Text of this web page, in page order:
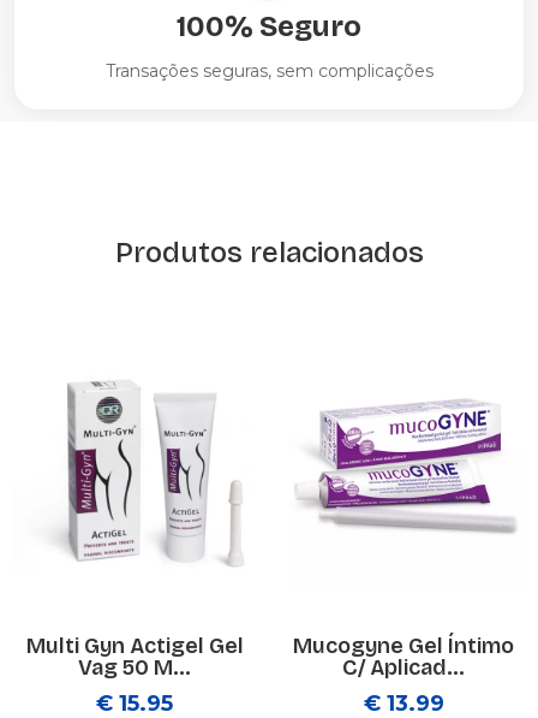
100% Seguro
Transações seguras, sem complicações
Produtos relacionados
Multi Gyn Actigel Gel
Vag 50 M...
€ 15.95
Mucogyne Gel Íntimo
C/ Aplicad...
€ 13.99